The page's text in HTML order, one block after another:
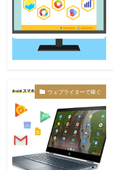
ウェブライターで稼ぐ